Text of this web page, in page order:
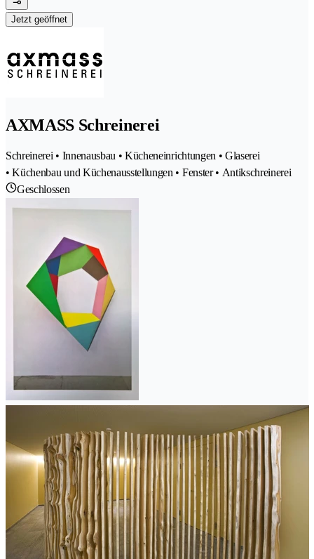
Jetzt geöffnet
AXMASS Schreinerei
Schreinerei • Innenausbau • Kücheneinrichtungen • Glaserei
• Küchenbau und Küchenausstellungen • Fenster • Antikschreinerei
Geschlossen